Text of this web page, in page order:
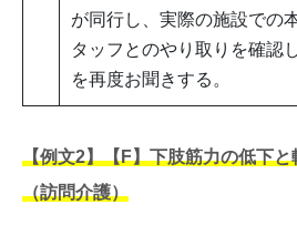
が同行し、実際の施設での
タッフとのやり取りを確認
を再度お聞きする。
【例文2】【F】下肢筋力の低下
（訪問介護）